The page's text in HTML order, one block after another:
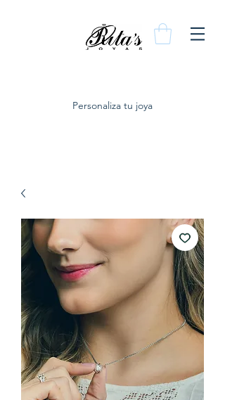
Personaliza tu joya